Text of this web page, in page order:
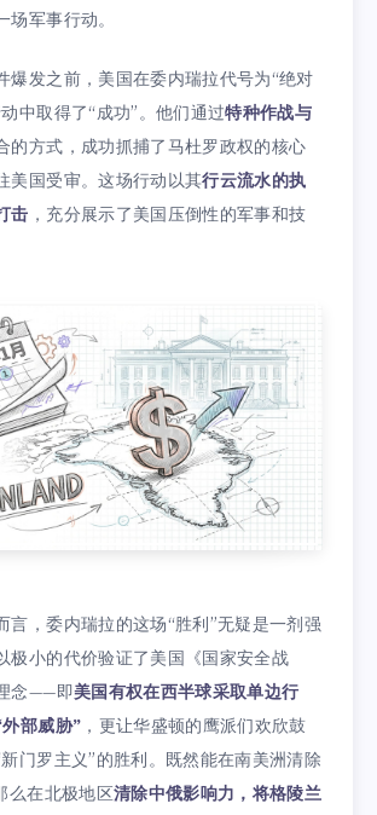
军事行动。
爆发之前，美国在委内瑞拉代号为“绝对
中取得了“成功”。他们通过特种作战与
的方式，成功抓捕了马杜罗政权的核心
美国受审。这场行动以其行云流水的执
击 ，充分展示了美国压倒性的军事和技
言，委内瑞拉的这场“胜利”无疑是一剂强
极小的代价验证了美国《国家安全战
念——即美国有权在西半球采取单边行
部威胁” ，更让华盛顿的鹰派们欢欣鼓
门罗主义”的胜利。既然能在南美洲清除
么在北极地区清除中俄影响力，将格陵兰